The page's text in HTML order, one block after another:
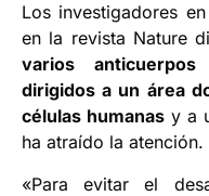
Los investigadores
en la revista Nature
varios
dirigidos a un área
células humanas y a
ha atraído la atención.
«Para evitar el